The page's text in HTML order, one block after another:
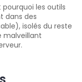
les outils
dans des
isolés du reste
malveillant